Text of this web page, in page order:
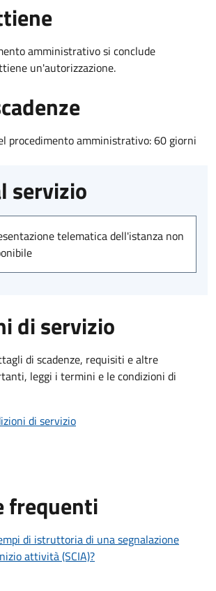
amministrativo si conclude
un'autorizzazione.
procedimento amministrativo: 60 giorni
servizio
telematica dell'istanza non
di servizio
di scadenze, requisiti e altre
leggi i termini e le condizioni di
di servizio
frequenti
di istruttoria di una segnalazione
attività (SCIA)?